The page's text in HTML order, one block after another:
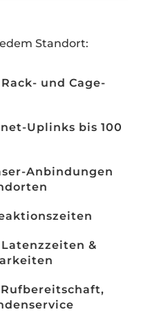
Standort:
und Cage-
Uplinks bis 100
Anbindungen
&